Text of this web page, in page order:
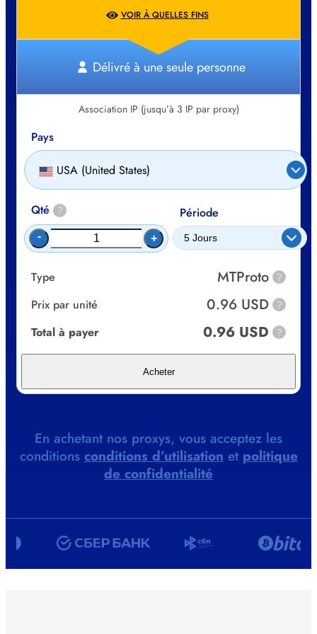
VOIR À QUELLES FINS
Délivré à une seule personne
Association IP (jusqu’à 3 IP par proxy)
Pays
USA (United States)
Qté ?
- +
Période
Type MTProto ?
Prix par unité 0.96 USD ?
Total à payer 0.96 USD ?
Acheter
En achetant nos proxys, vous acceptez les
conditions conditions d’utilisation et politique
de confidentialité